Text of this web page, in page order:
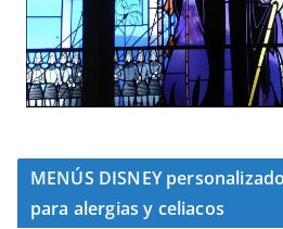
MENÚS DISNEY
para alergias y celiacos